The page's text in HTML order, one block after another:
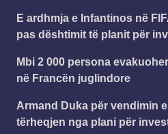
E ardhmja e Infantinos në
pas dështimit të planit për
Mbi 2 000 persona
në Francën juglindore
Armand Duka për vendimin
tërheqjen nga plani për